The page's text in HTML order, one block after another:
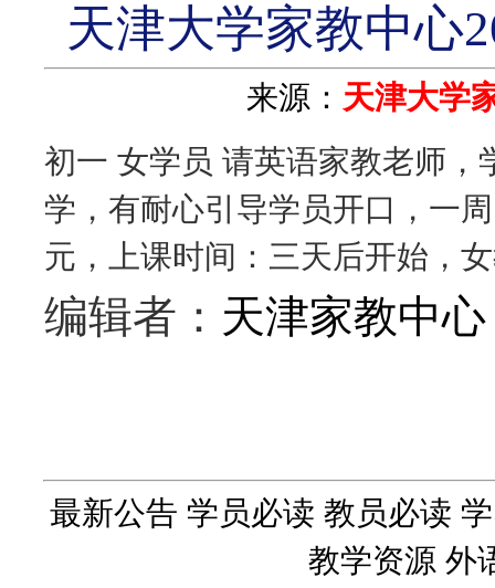
天津大学家教中心
来源： 天津大学
初一 女学员 请英语家教老师
学，有耐心引导学员开口，一
元，上课时间：三天后开始，
编辑者： 天津家教中心
最新公告 学员必读 教员必读
教学资源 外